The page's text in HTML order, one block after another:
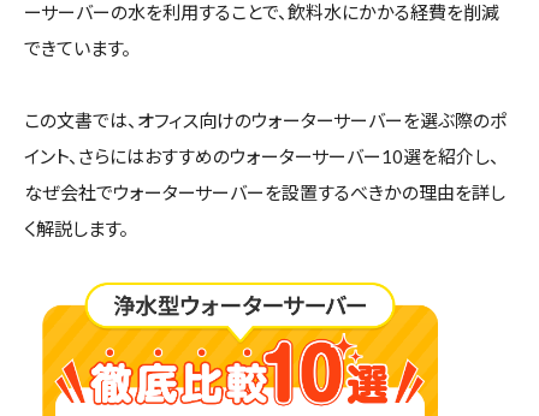
ーサーバーの水を利用することで、飲料水にかかる経費を削減
できています。
この文書では、オフィス向けのウォーターサーバーを選ぶ際のポ
イント、さらにはおすすめのウォーターサーバー10選を紹介し、
なぜ会社でウォーターサーバーを設置するべきかの理由を詳し
く解説します。